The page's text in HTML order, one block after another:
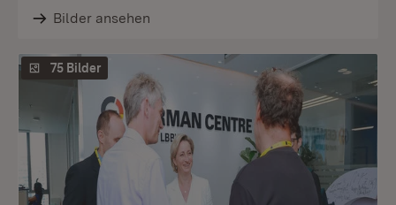
Bilder ansehen
75 Bilder